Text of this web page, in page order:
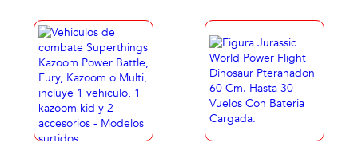
accesorios.